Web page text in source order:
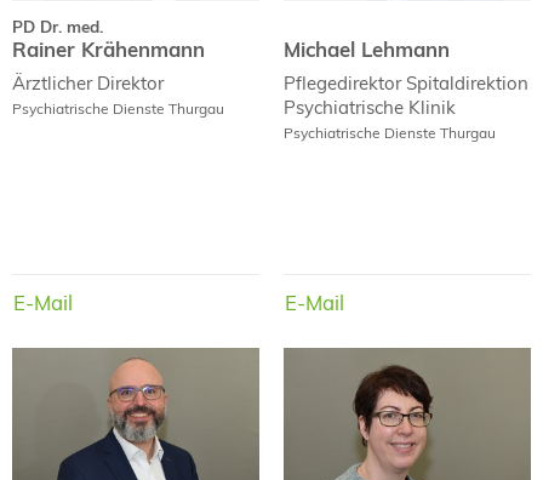
PD Dr. med.
Rainer Krähenmann
Ärztlicher Direktor
Psychiatrische Dienste Thurgau
E-Mail
Michael Lehmann
Pflegedirektor Spitaldirektion
Psychiatrische Klinik
Psychiatrische Dienste Thurgau
E-Mail
Marko Hurst Félicie Maria Haueter